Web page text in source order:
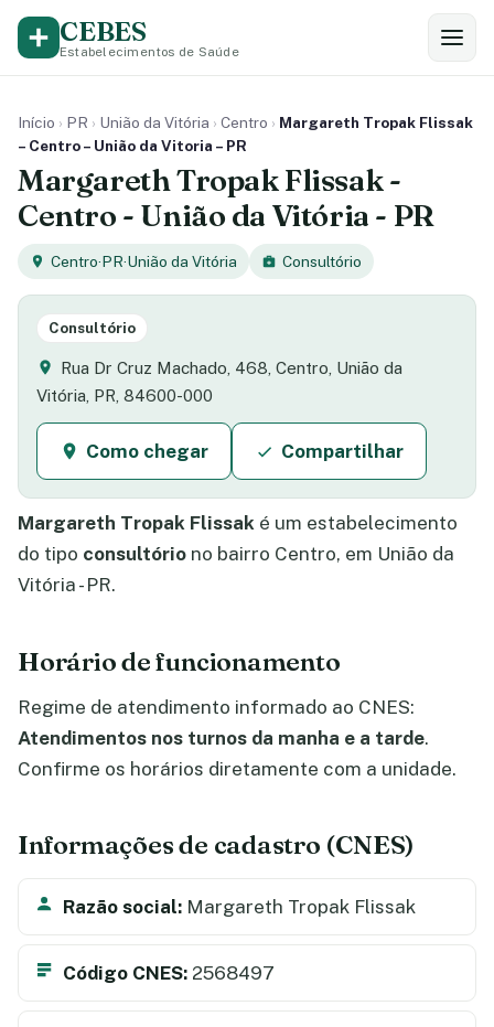
CEBES
Estabelecimentos de Saúde
Início › PR › União da Vitória › Centro › Margareth Tropak Flissak
– Centro – União da Vitoria – PR
Margareth Tropak Flissak -
Centro - União da Vitória - PR
Centro·PR·União da Vitória Consultório
Consultório
Rua Dr Cruz Machado, 468, Centro, União da
Vitória, PR, 84600-000
Como chegar Compartilhar
Margareth Tropak Flissak é um estabelecimento
do tipo consultório no bairro Centro, em União da
Vitória - PR.
Horário de funcionamento
Regime de atendimento informado ao CNES:
Atendimentos nos turnos da manha e a tarde.
Confirme os horários diretamente com a unidade.
Informações de cadastro (CNES)
Razão social: Margareth Tropak Flissak
Código CNES: 2568497